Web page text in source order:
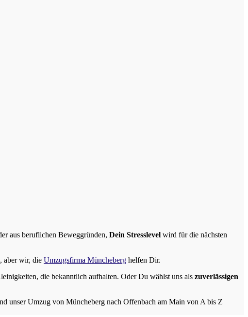
aus beruflichen Beweggründen, Dein Stresslevel wird für die nächsten
aber wir, die Umzugsfirma Müncheberg helfen Dir.
die bekanntlich aufhalten. Oder Du wählst uns als zuverlässigen
unser Umzug von Müncheberg nach Offenbach am Main von A bis Z